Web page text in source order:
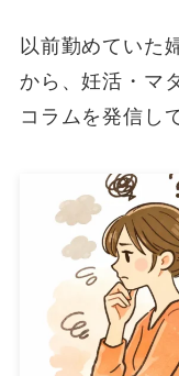
以前勤めていた
から、妊活・マ
コラムを発信し